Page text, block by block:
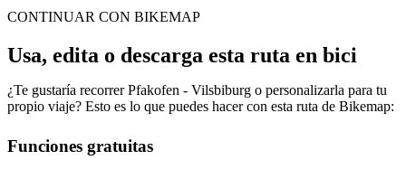
CONTINUAR CON BIKEMAP
Usa, edita o descarga esta ruta en bici
¿Te gustaría recorrer Pfakofen - Vilsbiburg o personalizarla para tu
propio viaje? Esto es lo que puedes hacer con esta ruta de Bikemap:
Funciones gratuitas